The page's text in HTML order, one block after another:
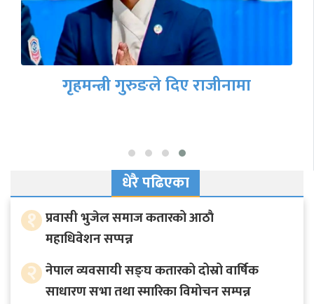
बाढीपहिरोका कारण देशका प्रमुख
राजमार्गहरू अवरुद्ध, रात्रिकालीन सवारीमा
धेरै पढिएका
१ प्रवासी भुजेल समाज कतारको आठाै
महाधिवेशन सप्पन्न
२ नेपाल व्यवसायी सङ्घ कतारको दोस्रो वार्षिक
साधारण सभा तथा स्मारिका विमोचन सम्पन्न